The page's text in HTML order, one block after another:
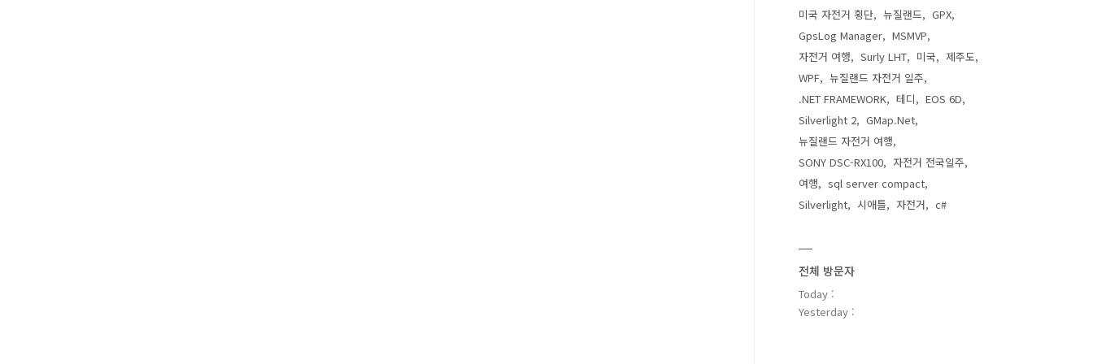
미국 자전거 횡단
뉴질랜드
GPX
GpsLog Manager
MSMVP
자전거 여행
Surly LHT 미국
제주도
WPF
뉴질랜드 자전거 일주
.NET FRAMEWORK
테디
EOS 6D
Silverlight 2
GMap.Net
뉴질랜드 자전거 여행
SONY DSC-RX100
자전거 전국일주
여행
sql server compact
Silverlight
시애틀 자전거 c#
전체 방문자
Today :
Yesterday :